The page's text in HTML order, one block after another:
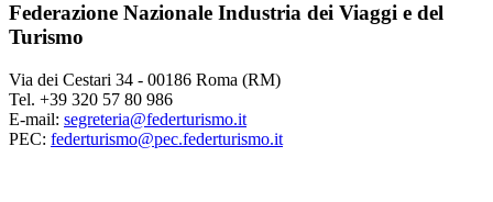
Federazione Nazionale Industria dei Viaggi e del
Turismo
Via dei Cestari 34 - 00186 Roma (RM)
Tel. +39 320 57 80 986
E-mail: segreteria@federturismo.it
PEC: federturismo@pec.federturismo.it